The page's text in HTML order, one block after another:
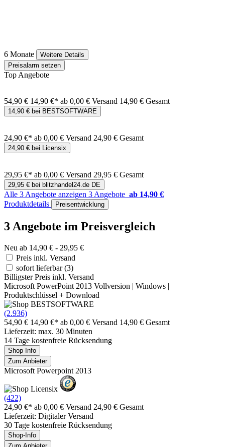
6 Monate
Weitere Details
Preisalarm setzen
Top Angebote
54,90 € 14,90 €* ab 0,00 € Versand 14,90 € Gesamt
14,90 € bei BESTSOFTWARE
24,90 €* ab 0,00 € Versand 24,90 € Gesamt
24,90 € bei Licensix
29,95 €* ab 0,00 € Versand 29,95 € Gesamt
29,95 € bei blitzhandel24.de DE
Alle 3 Angebote anzeigen 3 Angebote ab 14,90 €
Produktdetails
Preisentwicklung
3 Angebote im Preisvergleich
Neu ab 14,90 € - 29,95 €
Preis inkl. Versand
sofort lieferbar(3)
Billigster Preis inkl. Versand
Microsoft PowerPoint 2013 Vollversion | Windows |
Produktschlüssel + Download
(2.936)
54,90 € 14,90 €* ab 0,00 € Versand 14,90 € Gesamt
Lieferzeit: max. 30 Minuten
14 Tage kostenfreie Rücksendung
Shop-Info
Zum Anbieter
Microsoft Powerpoint 2013
(422)
24,90 €* ab 0,00 € Versand 24,90 € Gesamt
Lieferzeit: Digitaler Versand
30 Tage kostenfreie Rücksendung
Shop-Info